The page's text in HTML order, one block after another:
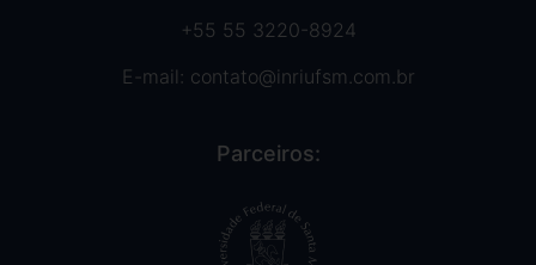
+55 55 3220-8924
E-mail: contato@inriufsm.com.br
Parceiros: